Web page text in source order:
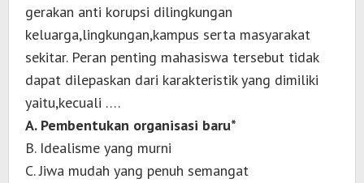
gerakan anti korupsi dilingkungan
keluarga,lingkungan,kampus serta masyarakat
sekitar. Peran penting mahasiswa tersebut tidak
dapat dilepaskan dari karakteristik yang dimiliki
yaitu,kecuali ….
A. Pembentukan organisasi baru*
B. Idealisme yang murni
C. Jiwa mudah yang penuh semangat